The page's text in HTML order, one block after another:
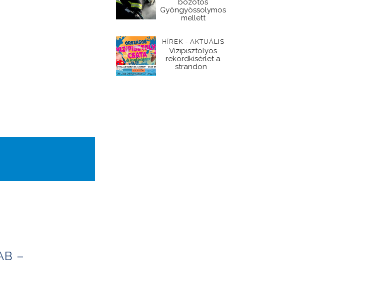
bozótos
Gyöngyössolymos
mellett
HÍREK - AKTUÁLIS
Vízipisztolyos
rekordkísérlet a
strandon